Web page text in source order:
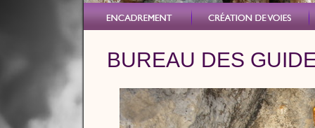
BUREAU DES